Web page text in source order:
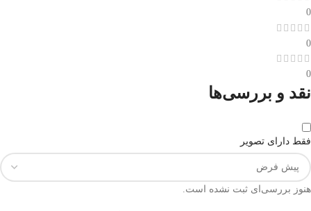
0
0
0
نقد و بررسی‌ها
فقط دارای تصویر
هنوز بررسی‌ای ثبت نشده است.